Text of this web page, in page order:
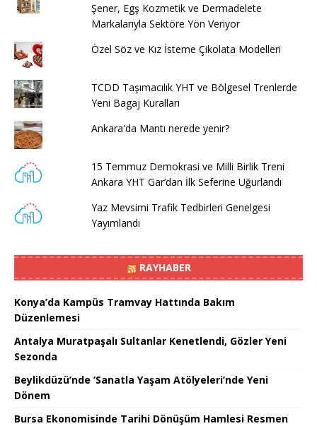
Şener, Egş Kozmetik ve Dermadelete
Markalarıyla Sektöre Yön Veriyor
Özel Söz ve Kız İsteme Çikolata Modelleri
TCDD Taşımacılık YHT ve Bölgesel Trenlerde
Yeni Bagaj Kuralları
Ankara'da Mantı nerede yenir?
15 Temmuz Demokrasi ve Milli Birlik Treni
Ankara YHT Gar’dan İlk Seferine Uğurlandı
Yaz Mevsimi Trafik Tedbirleri Genelgesi
Yayımlandı
RAYHABER
Konya’da Kampüs Tramvay Hattında Bakım
Düzenlemesi
Antalya Muratpaşalı Sultanlar Kenetlendi, Gözler Yeni
Sezonda
Beylikdüzü’nde ‘Sanatla Yaşam Atölyeleri’nde Yeni
Dönem
Bursa Ekonomisinde Tarihi Dönüşüm Hamlesi Resmen